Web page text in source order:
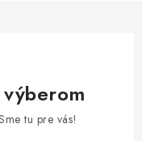
tu pre vás!